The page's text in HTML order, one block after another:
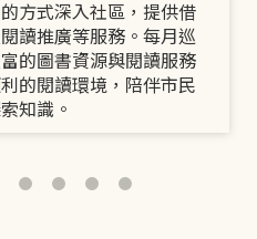
方式深入社區，提供借
讀推廣等服務。每月巡
的圖書資源與閱讀服務
的閱讀環境，陪伴市民
知識。